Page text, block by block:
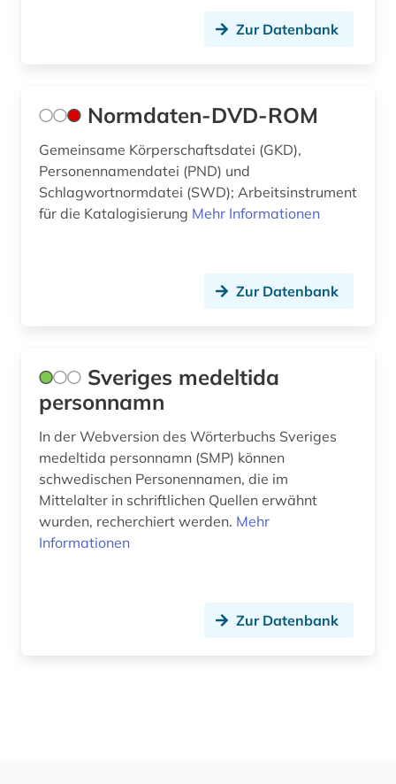
Zur Datenbank
Normdaten-DVD-ROM
Gemeinsame Körperschaftsdatei (GKD),
Personennamendatei (PND) und
Schlagwortnormdatei (SWD); Arbeitsinstrument
für die Katalogisierung Mehr Informationen
Zur Datenbank
Sveriges medeltida
personnamn
In der Webversion des Wörterbuchs Sveriges
medeltida personnamn (SMP) können
schwedischen Personennamen, die im
Mittelalter in schriftlichen Quellen erwähnt
wurden, recherchiert werden. Mehr
Informationen
Zur Datenbank